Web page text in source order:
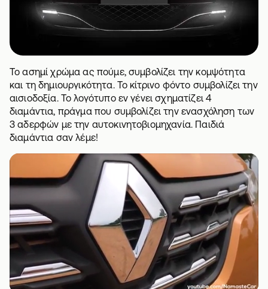
Το ασημί χρώμα ας πούμε, συμβολίζει την κομψότητα
και τη δημιουργικότητα. Το κίτρινο φόντο συμβολίζει την
αισιοδοξία. Το λογότυπο εν γένει σχηματίζει 4
διαμάντια, πράγμα που συμβολίζει την ενασχόληση των
3 αδερφών με την αυτοκινητοβιομηχανία. Παιδιά
διαμάντια σαν λέμε!